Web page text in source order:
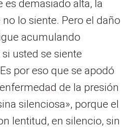
es demasiado alta, la
lo siente. Pero el daño
acumulando
usted se siente
por eso que se apodó
de la presión
silenciosa», porque el
lentitud, en silencio, sin